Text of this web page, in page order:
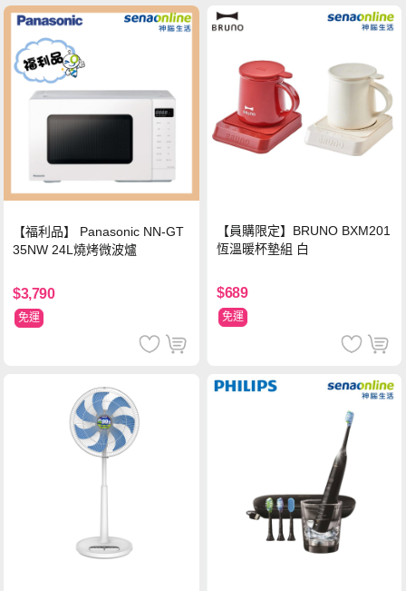
【福利品】 Panasonic NN-GT
35NW 24L燒烤微波爐
$3,790
免運
【員購限定】BRUNO BXM201
恆溫暖杯墊組 白
$689
免運